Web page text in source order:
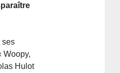
ses
Woopy,
Hulot